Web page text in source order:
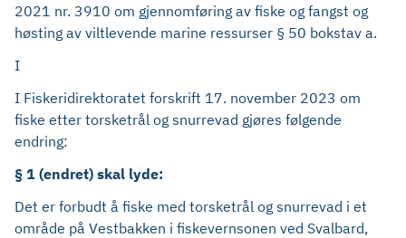
2021 nr. 3910 om gjennomføring av fiske og fangst og
høsting av viltlevende marine ressurser § 50 bokstav a.
I
I Fiskeridirektoratet forskrift 17. november 2023 om
fiske etter torsketrål og snurrevad gjøres følgende
endring:
§ 1 (endret) skal lyde:
Det er forbudt å fiske med torsketrål og snurrevad i et
område på Vestbakken i fiskevernsonen ved Svalbard,